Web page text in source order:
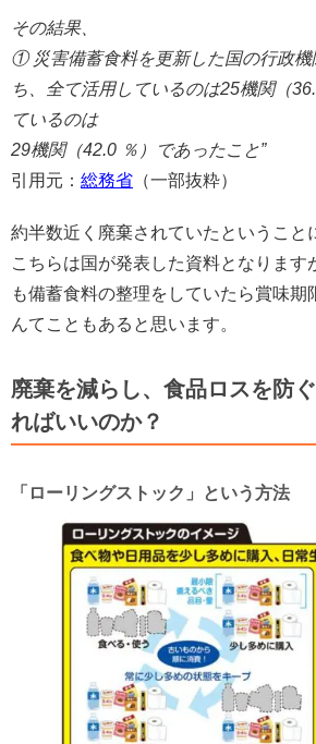
その結果、
① 災害備蓄食料を更新した国の行政機
ち、全て活用しているのは25機関（
ているのは
29機関（42.0 ％）であったこと”
引用元： 総務省 （一部抜粋）
約半数近く廃棄されていたということ
こちらは国が発表した資料となります
も備蓄食料の整理をしていたら賞味
んてこともあると思います。
廃棄を減らし、食品ロスを防
ればいいのか？
「ローリングストック」という方法